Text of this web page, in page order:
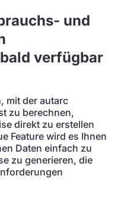
und
verfügbar
mit der autarc
zu berechnen,
direkt zu erstellen
Feature wird es Ihnen
Daten einfach zu
zu generieren, die